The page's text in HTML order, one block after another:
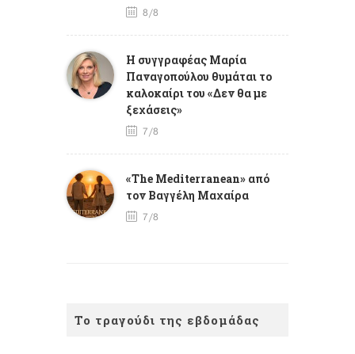
8/8
Η συγγραφέας Μαρία
Παναγοπούλου θυμάται το
καλοκαίρι του «Δεν θα με
ξεχάσεις»
7/8
«The Mediterranean» από
τον Βαγγέλη Μαχαίρα
7/8
Το τραγούδι της εβδομάδας